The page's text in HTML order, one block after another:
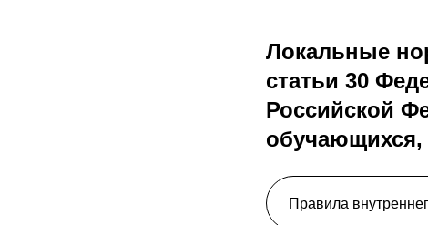
Локальные
статьи 30
Российской
обучающихся,
Правила